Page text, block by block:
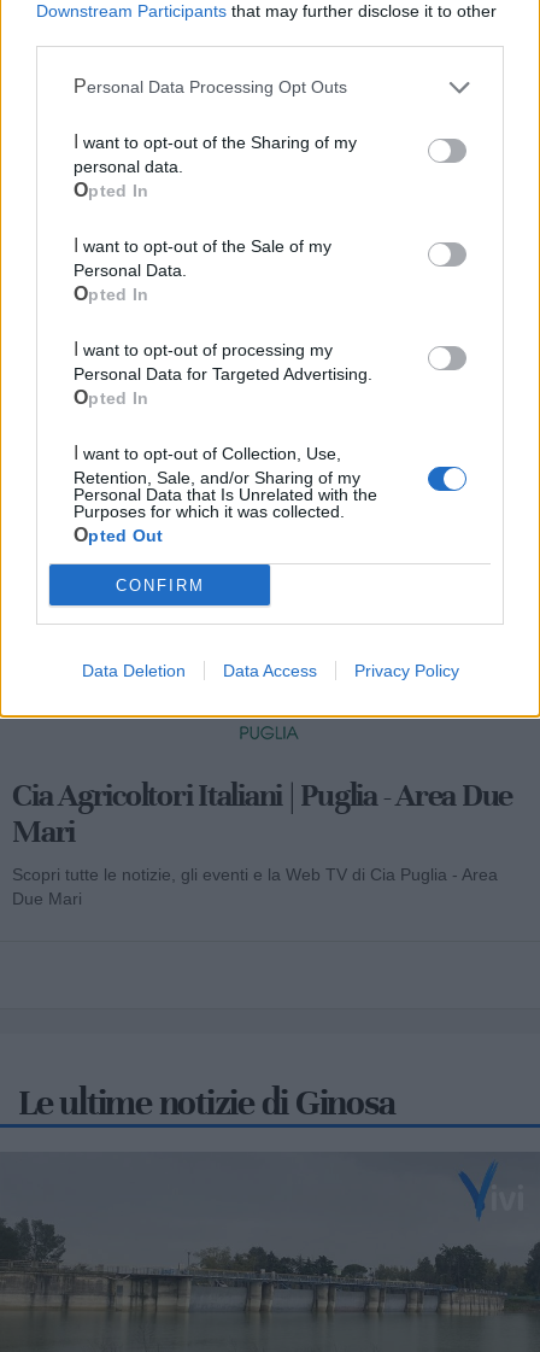
Downstream Participants that may further disclose it to other
Personal Data Processing Opt Outs
personal data.
Opted In
Personal Data.
Opted In
Personal Data for Targeted Advertising.
Opted In
Retention, Sale, and/or Sharing of my
Personal Data that Is Unrelated with the
Purposes for which it was collected.
Opted Out
CONFIRM
Data Deletion Data Access Privacy Policy
Mondo CIA
Cia Agricoltori Italiani | Puglia - Area Due
Mari
Scopri tutte le notizie, gli eventi e la Web TV di Cia Puglia - Area
Due Mari
Le ultime notizie di Ginosa